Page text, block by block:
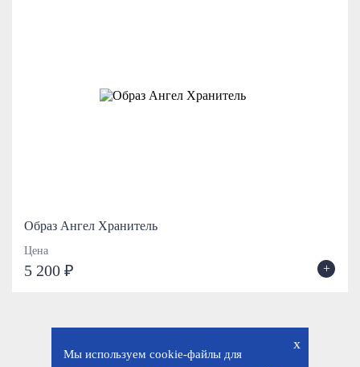
Образ Ангел Хранитель
Цена
5 200 ₽ +
x
Мы используем cookie-файлы для